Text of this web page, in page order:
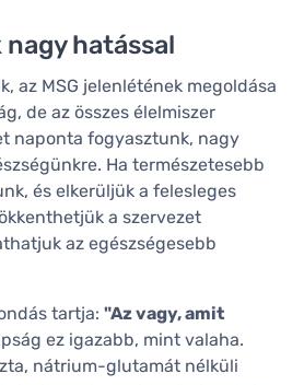
nagy hatással
az MSG jelenlétének megoldása
de az összes élelmiszer
naponta fogyasztunk, nagy
Ha természetesebb
és elkerüljük a felesleges
a szervezet
az egészségesebb
tartja: "Az vagy, amit
ez igazabb, mint valaha.
nátrium-glutamát nélküli